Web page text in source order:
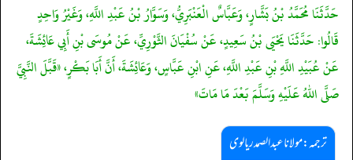
حَدَّثَنَا مُحَمَّدُ بْنُ بَشَّارٍ، وَعَبَّاسٌ الْعَنْبَرِيُّ، وَسَوَّارُ بْنُ عَبْدِ اللَّهِ، وَغَيْرُ وَاحِدٍ
قَالُوا: حَدَّثَنَا يَحْيَى بْنُ سَعِيدٍ، عَنْ سُفْيَانَ الثَّوْرِيِّ، عَنْ مُوسَى بْنِ أَبِي عَائِشَةَ،
عَنْ عُبَيْدِ اللَّهِ بْنِ عَبْدِ اللَّهِ، عَنِ ابْنِ عَبَّاسٍ، وَعَائِشَةَ، أَنَّ أَبَا بَكْرٍ، «قَبَّلَ النَّبِيَّ
صَلَّى اللهُ عَلَيْهِ وَسَلَّمَ بَعْدَ مَا مَاتَ»
ترجمہ:مولانا عبدالصمد ریالوی